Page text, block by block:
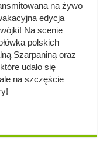
na żywo
edycja
Na scenie
polskich
Szarpaniną oraz
udało się
na szczęście